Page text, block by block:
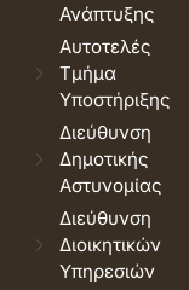
Ανάπτυξης
Αυτοτελές
Τμήμα
Υποστήριξης
Διεύθυνση
Δημοτικής
Αστυνομίας
Διεύθυνση
Διοικητικών
Υπηρεσιών